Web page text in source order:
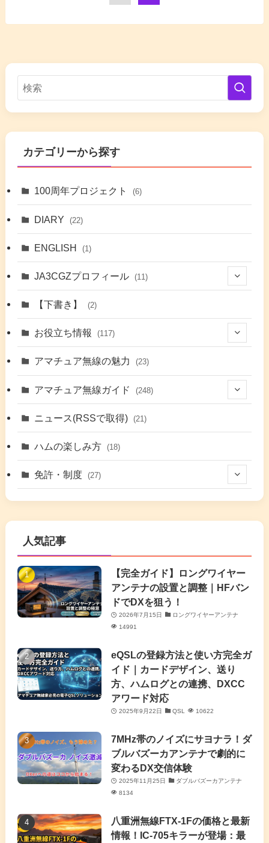
カテゴリーから探す
100周年プロジェクト (6)
DIARY (22)
ENGLISH (1)
JA3CGZプロフィール (11)
(7)
【下書き】 (2)
お役立ち情報 (117)
(48)
(9)
(17)
(6)
アマチュア無線の魅力 (23)
アマチュア無線ガイド (248)
(42)
(5)
(1)
(4)
(3)
(41)
(26)
(7) (7)
(16)
(7)
(6)
(63)
(7)
(5)
(4)
(2)
(5)
(11)
ニュース(RSSで取得) (21)
ハムの楽しみ方 (18)
免許・制度 (27)
(5)
(4)
(1)
人気記事
【完全ガイド】ロングワイヤー
アンテナの設置と調整｜HFバン
ドでDXを狙う！
2026年7月15日
ロングワイヤーアンテナ
14991
eQSLの登録方法と使い方完全ガ
イド｜カードデザイン、送り
方、ハムログとの連携、DXCC
アワード対応
2025年9月22日 QSL 10622
7MHz帯のノイズにサヨナラ！ダ
ブルバズーカアンテナで劇的に
変わるDX交信体験
2025年11月25日
ダブルバズーカアンテナ
8134
八重洲無線FTX-1Fの価格と最新
情報！IC-705キラーが登場：最